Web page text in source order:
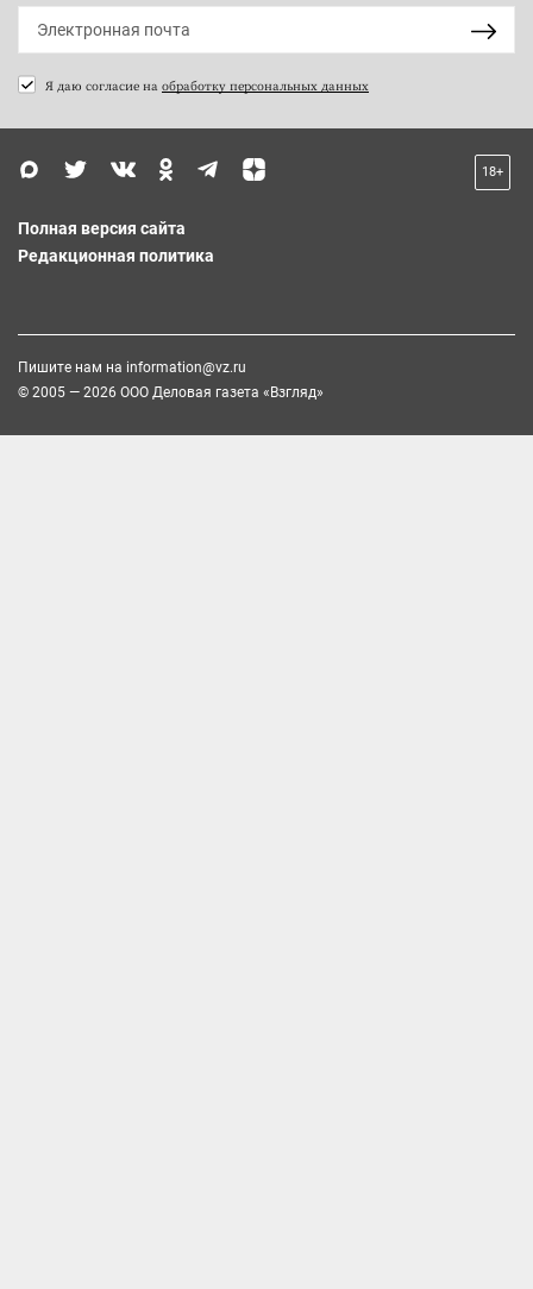
Я даю согласие на обработку персональных данных
18+
Полная версия сайта
Редакционная политика
Пишите нам на information@vz.ru
© 2005 — 2026 ООО Деловая газета «Взгляд»